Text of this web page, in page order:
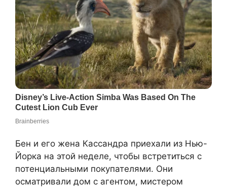
Бен и его жена Кассандра приехали из Нью-
Йорка на этой неделе, чтобы встретиться с
потенциальными покупателями. Они
осматривали дом с агентом, мистером